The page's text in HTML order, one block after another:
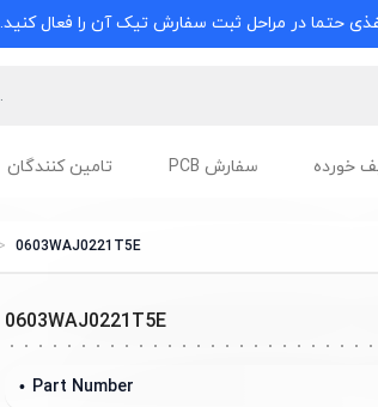
حتما در مراحل ثبت سفارش تیک آن را فعال کنید.
خورده سفارش PCB تامین کنندگان
0603WAJ0221T5E
0603WAJ0221T5E
Part Number